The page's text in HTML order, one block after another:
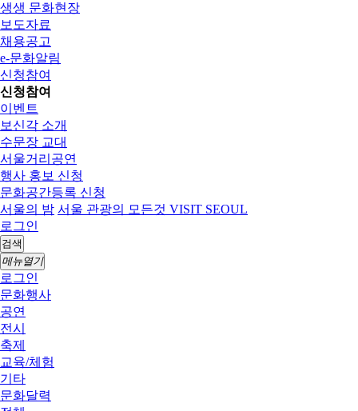
생생 문화현장
보도자료
채용공고
e-문화알림
신청참여
신청참여
이벤트
보신각 소개
수문장 교대
서울거리공연
행사 홍보 신청
문화공간등록 신청
서울의 밤 서울 관광의 모든것 VISIT SEOUL
로그인
검색
메뉴열기
로그인
문화행사
공연
전시
축제
교육/체험
기타
문화달력